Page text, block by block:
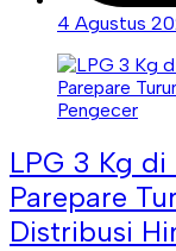
4 Agustus
LPG 3 Kg
Parepare
Distribusi